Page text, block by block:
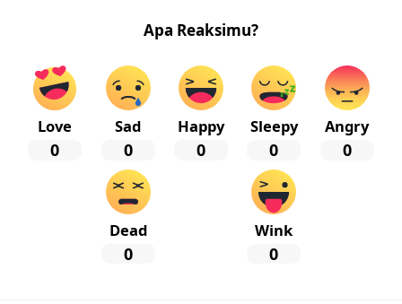
Apa Reaksimu?
Love
0
Sad
0
Happy
0
Sleepy
0
Angry
0
Dead
0
Wink
0